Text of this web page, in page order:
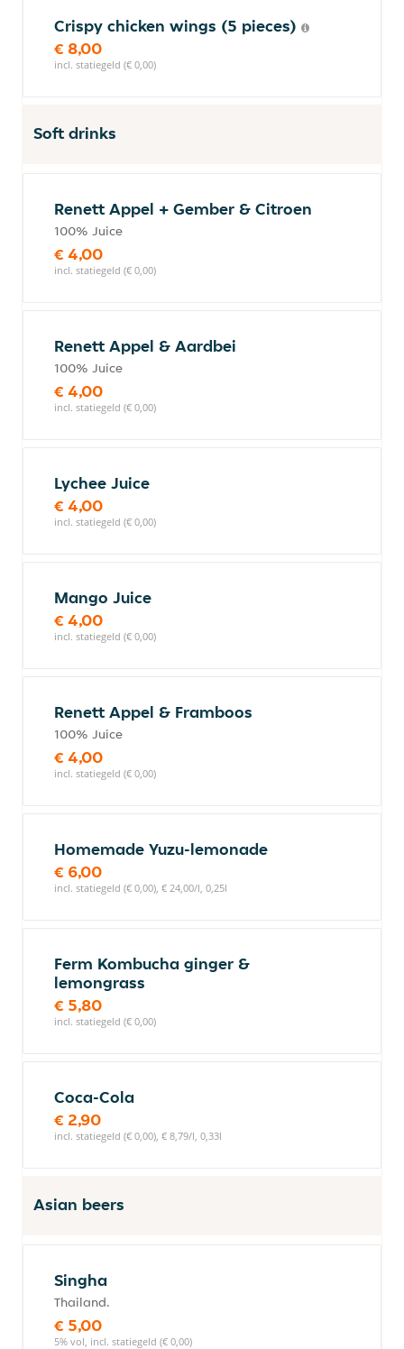
Crispy chicken wings (5 pieces)
€ 8,00
incl. statiegeld (€ 0,00)
Soft drinks
Renett Appel + Gember & Citroen
100% Juice
€ 4,00
incl. statiegeld (€ 0,00)
Renett Appel & Aardbei
100% Juice
€ 4,00
incl. statiegeld (€ 0,00)
Lychee Juice
€ 4,00
incl. statiegeld (€ 0,00)
Mango Juice
€ 4,00
incl. statiegeld (€ 0,00)
Renett Appel & Framboos
100% Juice
€ 4,00
incl. statiegeld (€ 0,00)
Homemade Yuzu-lemonade
€ 6,00
incl. statiegeld (€ 0,00), € 24,00/l, 0,25l
Ferm Kombucha ginger &
lemongrass
€ 5,80
incl. statiegeld (€ 0,00)
Coca-Cola
€ 2,90
incl. statiegeld (€ 0,00), € 8,79/l, 0,33l
Asian beers
Singha
Thailand.
€ 5,00
5% vol, incl. statiegeld (€ 0,00)